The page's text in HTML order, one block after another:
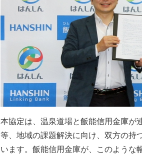
本協定は、温泉道場と飯能信用金庫が
等、地域の課題解決に向け、双方の持
います。飯能信用金庫が、このような